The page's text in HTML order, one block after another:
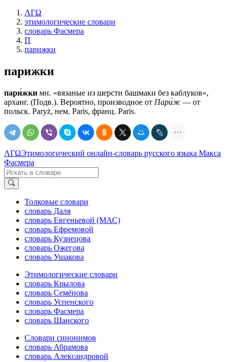
ΛΓΩ
этимологические словари
словарь Фасмера
П
парижки
парижки
пари́жки мн. «вязаные из шерсти башмаки без каблуков»,
арханг. (Подв.). Вероятно, производное от Пари́ж — от
польск. Раrуż, нем. Paris, франц. Paris.
ΛΓΩЭтимологический онлайн-словарь русского языка Макса
Фасмера
Толковые словари
словарь Даля
словарь Евгеньевой (МАС)
словарь Ефремовой
словарь Кузнецова
словарь Ожегова
словарь Ушакова
Этимологические словари
словарь Крылова
словарь Семёнова
словарь Успенского
словарь Фасмера
словарь Шанского
Словари синонимов
словарь Абрамова
словарь Александровой